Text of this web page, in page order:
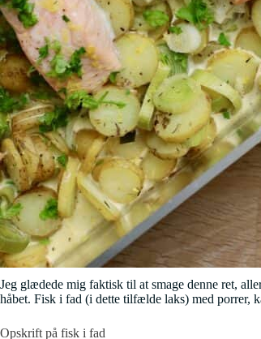
Jeg glædede mig faktisk til at smage denne ret,
håbet. Fisk i fad (i dette tilfælde laks) med porrer,
Opskrift på fisk i fad